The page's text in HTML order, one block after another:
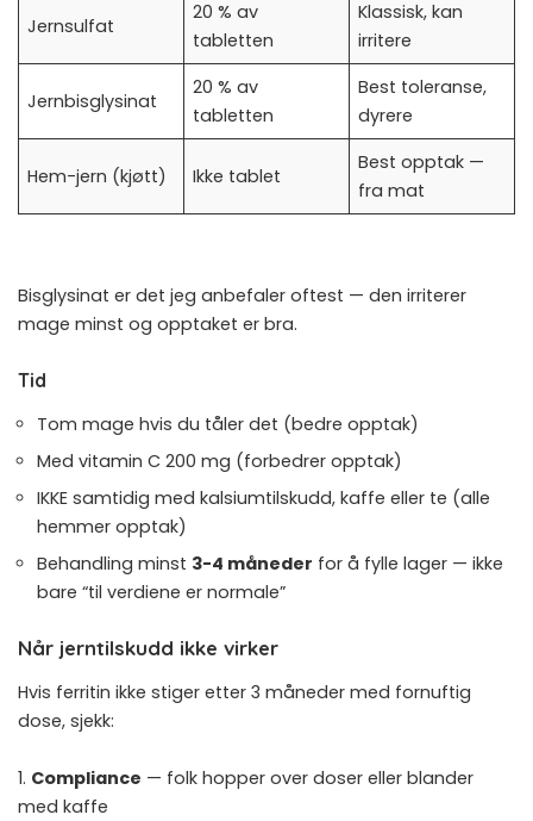
Jernsulfat
20 % av
tabletten
Klassisk, kan
irritere
Jernbisglysinat
20 % av
tabletten
Best toleranse,
dyrere
Hem-jern (kjøtt) Ikke tablet
Best opptak —
fra mat
Bisglysinat er det jeg anbefaler oftest — den irriterer
mage minst og opptaket er bra.
Tid
Tom mage hvis du tåler det (bedre opptak)
Med vitamin C 200 mg (forbedrer opptak)
IKKE samtidig med kalsiumtilskudd, kaffe eller te (alle
hemmer opptak)
Behandling minst 3-4 måneder for å fylle lager — ikke
bare “til verdiene er normale”
Når jerntilskudd ikke virker
Hvis ferritin ikke stiger etter 3 måneder med fornuftig
dose, sjekk:
1. Compliance — folk hopper over doser eller blander
med kaffe